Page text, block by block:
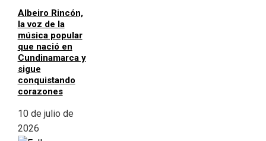
Albeiro Rincón,
la voz de la
música popular
que nació en
Cundinamarca y
sigue
conquistando
corazones
10 de julio de
2026